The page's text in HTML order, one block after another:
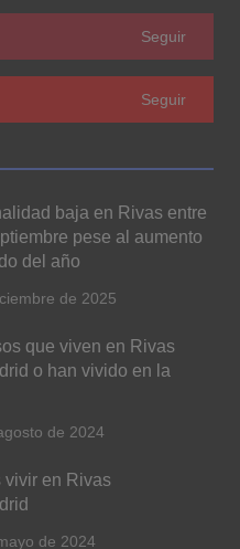
Seguir
Seguir
baja en Rivas entre
pese al aumento
del año
de 2025
que viven en Rivas
o han vivido en la
de 2024
vivir en Rivas
de 2024